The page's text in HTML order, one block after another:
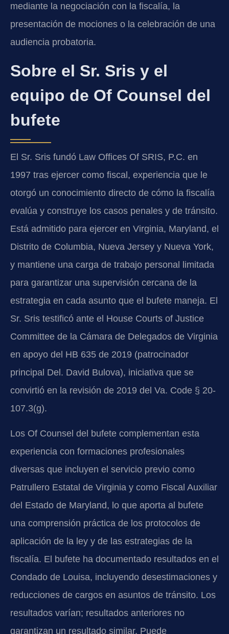
mediante la negociación con la fiscalía, la
presentación de mociones o la celebración de una
audiencia probatoria.
Sobre el Sr. Sris y el
equipo de Of Counsel del
bufete
El Sr. Sris fundó Law Offices Of SRIS, P.C. en
1997 tras ejercer como fiscal, experiencia que le
otorgó un conocimiento directo de cómo la fiscalía
evalúa y construye los casos penales y de tránsito.
Está admitido para ejercer en Virginia, Maryland, el
Distrito de Columbia, Nueva Jersey y Nueva York,
y mantiene una carga de trabajo personal limitada
para garantizar una supervisión cercana de la
estrategia en cada asunto que el bufete maneja. El
Sr. Sris testificó ante el House Courts of Justice
Committee de la Cámara de Delegados de Virginia
en apoyo del HB 635 de 2019 (patrocinador
principal Del. David Bulova), iniciativa que se
convirtió en la revisión de 2019 del Va. Code § 20-
107.3(g).
Los Of Counsel del bufete complementan esta
experiencia con formaciones profesionales
diversas que incluyen el servicio previo como
Patrullero Estatal de Virginia y como Fiscal Auxiliar
del Estado de Maryland, lo que aporta al bufete
una comprensión práctica de los protocolos de
aplicación de la ley y de las estrategias de la
fiscalía. El bufete ha documentado resultados en el
Condado de Louisa, incluyendo desestimaciones y
reducciones de cargos en asuntos de tránsito. Los
resultados varían; resultados anteriores no
garantizan un resultado similar. Puede